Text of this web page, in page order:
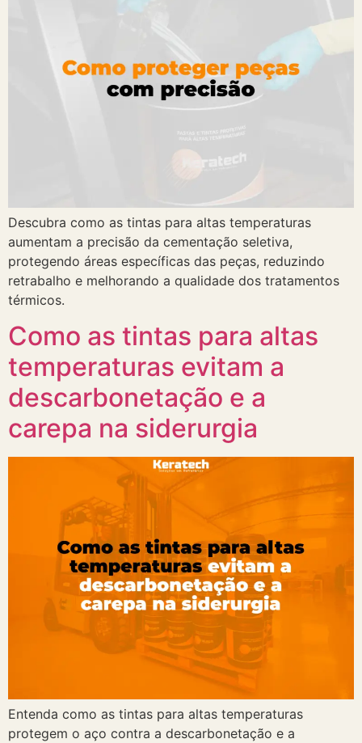
Descubra como as tintas para altas temperaturas
aumentam a precisão da cementação seletiva,
protegendo áreas específicas das peças, reduzindo
retrabalho e melhorando a qualidade dos tratamentos
térmicos.
Como as tintas para altas
temperaturas evitam a
descarbonetação e a
carepa na siderurgia
Entenda como as tintas para altas temperaturas
protegem o aço contra a descarbonetação e a